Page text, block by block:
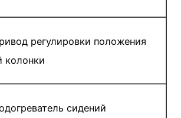
регулировки положения
колонки
сидений